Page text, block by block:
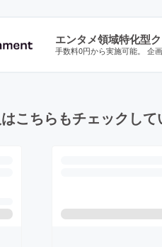
エンタメ領域特化型
手数料0円から実施可能。 企
こちらもチェックして